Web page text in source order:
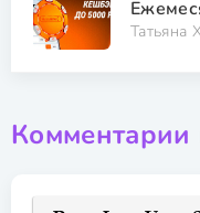
Татьяна
Комментарии